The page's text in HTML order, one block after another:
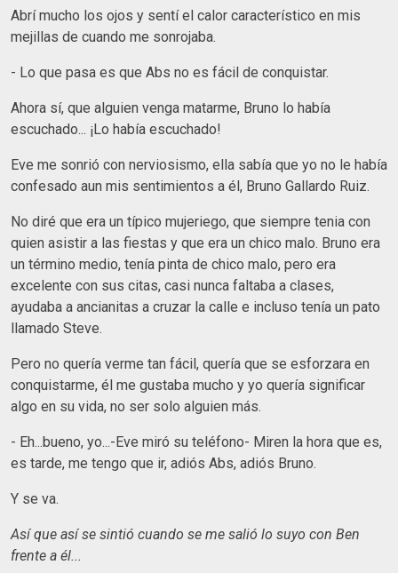
Abrí mucho los ojos y sentí el calor característico en mis
mejillas de cuando me sonrojaba.
- Lo que pasa es que Abs no es fácil de conquistar.
Ahora sí, que alguien venga matarme, Bruno lo había
escuchado... ¡Lo había escuchado!
Eve me sonrió con nerviosismo, ella sabía que yo no le había
confesado aun mis sentimientos a él, Bruno Gallardo Ruiz.
No diré que era un típico mujeriego, que siempre tenia con
quien asistir a las fiestas y que era un chico malo. Bruno era
un término medio, tenía pinta de chico malo, pero era
excelente con sus citas, casi nunca faltaba a clases,
ayudaba a ancianitas a cruzar la calle e incluso tenía un pato
llamado Steve.
Pero no quería verme tan fácil, quería que se esforzara en
conquistarme, él me gustaba mucho y yo quería significar
algo en su vida, no ser solo alguien más.
- Eh...bueno, yo...-Eve miró su teléfono- Miren la hora que es,
es tarde, me tengo que ir, adiós Abs, adiós Bruno.
Y se va.
Así que así se sintió cuando se me salió lo suyo con Ben
frente a él...